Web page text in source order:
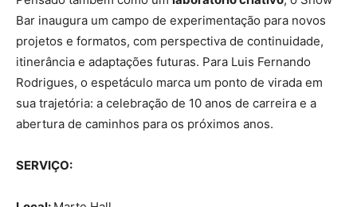
Bar inaugura um campo de experimentação para novos
projetos e formatos, com perspectiva de continuidade,
itinerância e adaptações futuras. Para Luis Fernando
Rodrigues, o espetáculo marca um ponto de virada em
sua trajetória: a celebração de 10 anos de carreira e a
abertura de caminhos para os próximos anos.
SERVIÇO: